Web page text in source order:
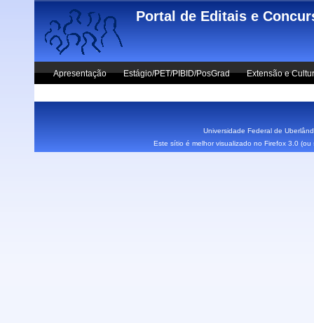
Skip to main content
Portal de Editais e
Apresentação Estágio/PET/PIBID/PosGrad Extensão e
Universidade Federal de
Este sítio é melhor visualizado no Firefox 3.0